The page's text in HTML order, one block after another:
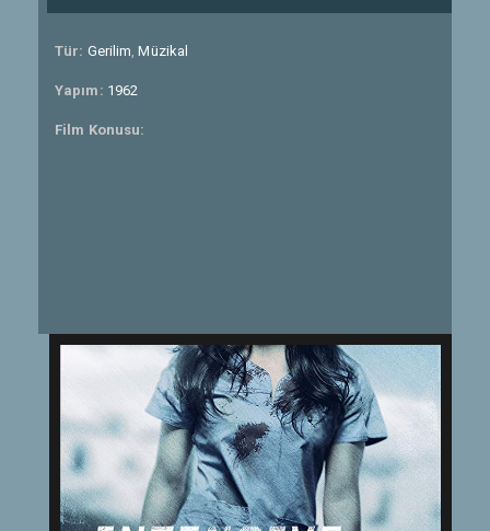
Tür: Gerilim,Müzikal
Yapım: 1962
Film Konusu: